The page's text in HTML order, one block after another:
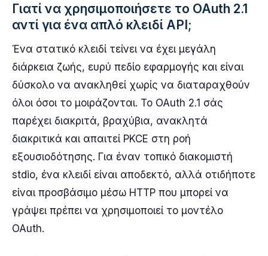
Γιατί να χρησιμοποιήσετε το OAuth 2.1
αντί για ένα απλό κλειδί API;
Ένα στατικό κλειδί τείνει να έχει μεγάλη
διάρκεια ζωής, ευρύ πεδίο εφαρμογής και είναι
δύσκολο να ανακληθεί χωρίς να διαταραχθούν
όλοι όσοι το μοιράζονται. Το OAuth 2.1 σάς
παρέχει διακριτά, βραχύβια, ανακλητά
διακριτικά και απαιτεί PKCE στη ροή
εξουσιοδότησης. Για έναν τοπικό διακομιστή
stdio, ένα κλειδί είναι αποδεκτό, αλλά οτιδήποτε
είναι προσβάσιμο μέσω HTTP που μπορεί να
γράψει πρέπει να χρησιμοποιεί το μοντέλο
OAuth.